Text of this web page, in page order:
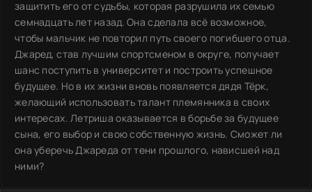
защитить его от судьбы, которая разрушила их семью
семнадцать лет назад. Она сделала всё возможное,
чтобы мальчик не повторил путь своего погибшего отца.
Джаред, став лучшим спортсменом в округе, получает
шанс поступить в университет и построить успешное
будущее. Но в их жизни вновь появляется дядя Тёрк,
желающий использовать талант племянника в своих
интересах. Летриша оказывается в борьбе за будущее
сына, его выбор и свою собственную жизнь. Сможет ли
она уберечь Джареда от тени прошлого, нависшей над
ними?